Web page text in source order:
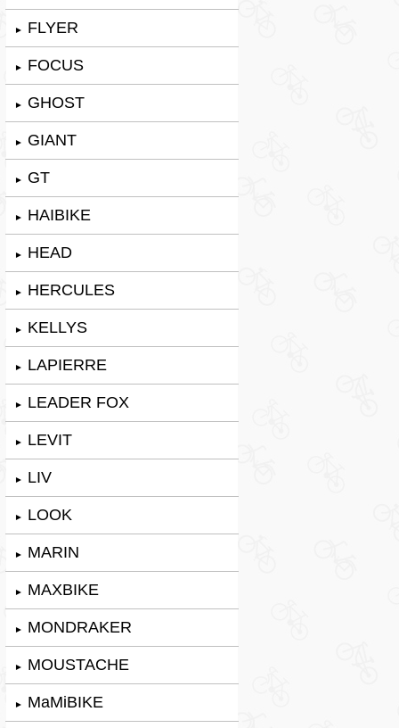
► FLYER
► FOCUS
► GHOST
► GIANT
► GT
► HAIBIKE
► HEAD
► HERCULES
► KELLYS
► LAPIERRE
► LEADER FOX
► LEVIT
► LIV
► LOOK
► MARIN
► MAXBIKE
► MONDRAKER
► MOUSTACHE
► MaMiBIKE